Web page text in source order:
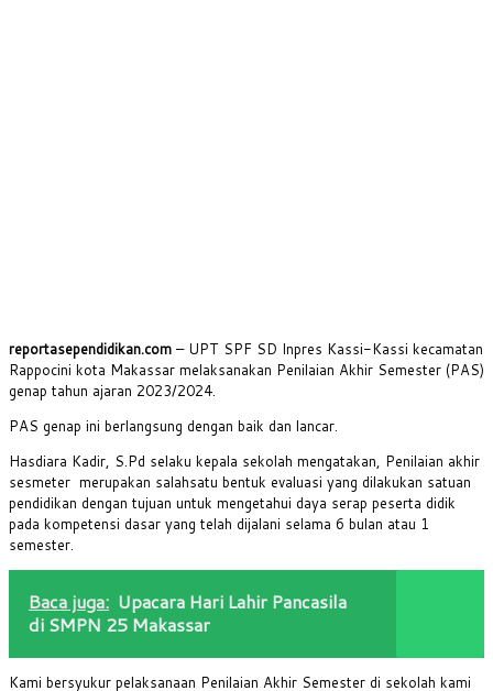
reportasependidikan.com – UPT SPF SD Inpres Kassi-Kassi kecamatan
Rappocini kota Makassar melaksanakan Penilaian Akhir Semester (PAS)
genap tahun ajaran 2023/2024.
PAS genap ini berlangsung dengan baik dan lancar.
Hasdiara Kadir, S.Pd selaku kepala sekolah mengatakan, Penilaian akhir
sesmeter merupakan salahsatu bentuk evaluasi yang dilakukan satuan
pendidikan dengan tujuan untuk mengetahui daya serap peserta didik
pada kompetensi dasar yang telah dijalani selama 6 bulan atau 1
semester.
Baca juga: Upacara Hari Lahir Pancasila
di SMPN 25 Makassar
Kami bersyukur pelaksanaan Penilaian Akhir Semester di sekolah kami